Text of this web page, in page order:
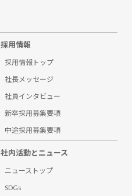
採用情報
採用情報トップ
社長メッセージ
社員インタビュー
新卒採用募集要項
中途採用募集要項
社内活動とニュース
ニューストップ
SDGs